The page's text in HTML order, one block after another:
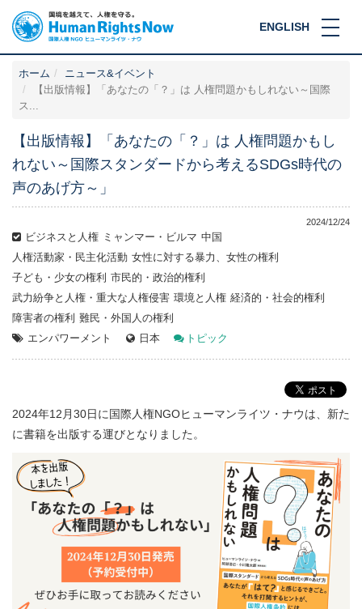
ENGLISH
ホーム
ニュース&イベント
【出版情報】「あなたの「？」は 人権問題かもしれない～国際
ス...
【出版情報】「あなたの「？」は 人権問題かもし
れない～国際スタンダードから考えるSDGs時代の
声のあげ方～」
2024/12/24
ビジネスと人権 ミャンマー・ビルマ 中国
人権活動家・民主化活動 女性に対する暴力、女性の権利
子ども・少女の権利 市民的・政治的権利
武力紛争と人権・重大な人権侵害 環境と人権 経済的・社会的権利
障害者の権利 難民・外国人の権利
エンパワーメント
日本 トピック
2024年12月30日に国際人権NGOヒューマンライツ・ナウは、新た
に書籍を出版する運びとなりました。